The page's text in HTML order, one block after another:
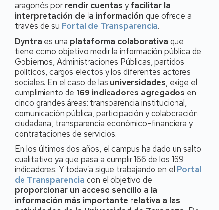
aragonés por rendir cuentas yfacilitar la
interpretación de la información que ofrece a
través de su Portal de Transparencia.
Dyntra es una plataforma colaborativa que
tiene como objetivo medir la información pública de
Gobiernos, Administraciones Públicas, partidos
políticos, cargos electos y los diferentes actores
sociales. En el caso de las universidades, exige el
cumplimiento de 169 indicadores agregados en
cinco grandes áreas: transparencia institucional,
comunicación pública, participación y colaboración
ciudadana, transparencia económico-financiera y
contrataciones de servicios.
En los últimos dos años, el campus ha dado un salto
cualitativo ya que pasa a cumplir 166 de los 169
indicadores. Y todavía sigue trabajando en el Portal
de Transparencia con el objetivo de
proporcionar un acceso sencillo a la
información más importante relativa a las